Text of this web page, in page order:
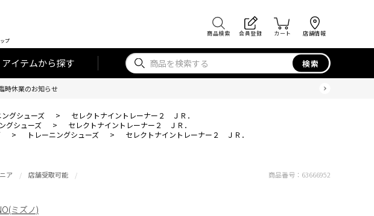
プ
商品検索 会員登録 カート 店舗情報
アイテムから探す 検索
時休業のお知らせ
ングシューズ >
セレクトナイントレーナー２ ＪＲ．
グシューズ >
セレクトナイントレーナー２ ＪＲ．
> トレーニングシューズ > セレクトナイントレーナー２ ＪＲ．
ア 店舗受取可能 商品番号： 63666952
ミズノ)